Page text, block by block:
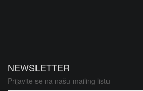
NEWSLETTER
Prijavite se na našu mailing listu